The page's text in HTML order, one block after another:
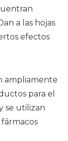
a las hojas
efectos
ampliamente
para el
se utilizan